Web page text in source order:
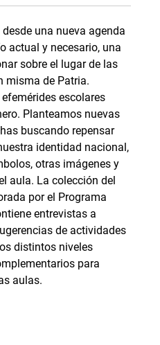
una nueva agenda
actual y necesario, una
sobre el lugar de las
misma de Patria.
escolares
Planteamos nuevas
buscando repensar
identidad nacional,
otras imágenes y
aula. La colección del
por el Programa
entrevistas a
de actividades
distintos niveles
para
aulas.